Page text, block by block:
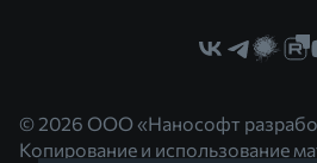
© 2026 ООО «Нанософт
Копирование и использование